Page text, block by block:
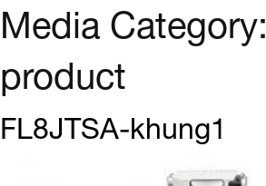
Media Category:
product
FL8JTSA-khung1